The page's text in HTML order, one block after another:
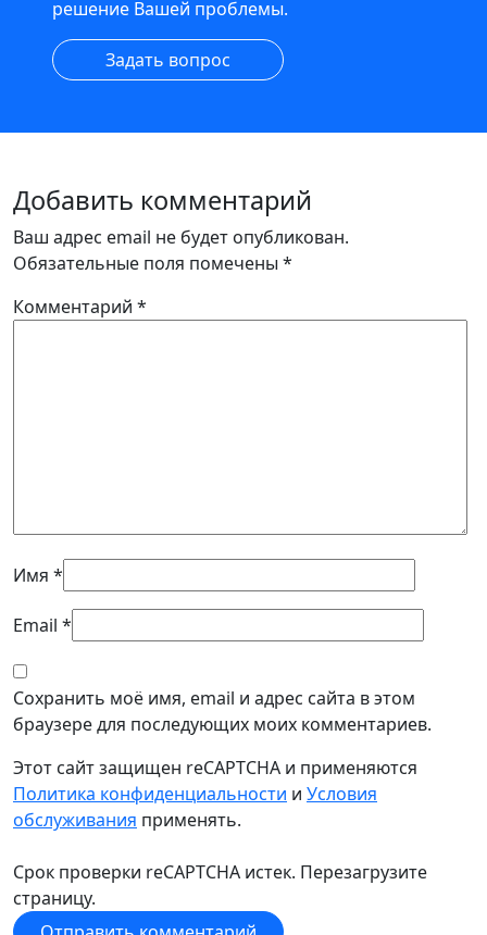
решение Вашей проблемы.
Задать вопрос
Добавить комментарий
Ваш адрес email не будет опубликован.
Обязательные поля помечены *
Комментарий *
Имя *
Email *
Сохранить моё имя, email и адрес сайта в этом
браузере для последующих моих комментариев.
Этот сайт защищен reCAPTCHA и применяются
Политика конфиденциальности и Условия
обслуживания применять.
Срок проверки reCAPTCHA истек. Перезагрузите
страницу.